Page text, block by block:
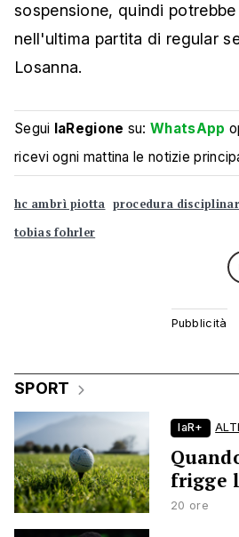
sospensione, quindi
nell'ultima partita di regular
Losanna.
Segui laRegione su:WhatsApp
ricevi ogni mattina le notizie
hc ambrì piotta procedura
tobias fohrler
SPORT
laR+
frigge
20 ore